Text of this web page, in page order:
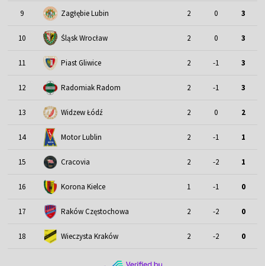
9 Zagłębie Lubin 2 0 3
10 Śląsk Wrocław 2 0 3
11 Piast Gliwice 2 -1 3
12 Radomiak Radom 2 -1 3
13 Widzew Łódź 2 0 2
14 Motor Lublin 2 -1 1
15 Cracovia 2 -2 1
16 Korona Kielce 1 -1 0
17 Raków Częstochowa 2 -2 0
18 Wieczysta Kraków 2 -2 0